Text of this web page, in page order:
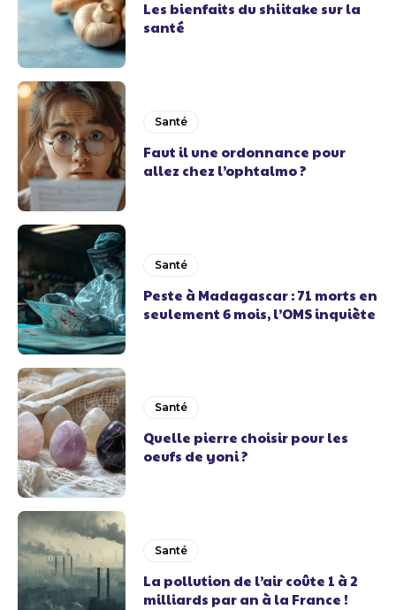
Les bienfaits du shiitake sur la
santé
Santé
Faut il une ordonnance pour
allez chez l’ophtalmo ?
Santé
Peste à Madagascar : 71 morts en
seulement 6 mois, l’OMS inquiète
Santé
Quelle pierre choisir pour les
oeufs de yoni ?
Santé
La pollution de l’air coûte 1 à 2
milliards par an à la France !